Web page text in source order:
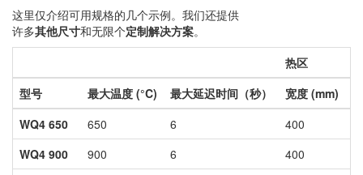
这里仅介绍可用规格的几个示例。我们还提供
许多其他尺寸和无限个定制解决方案。
热区
型号
最大温度 (°C) 最大延迟时间（秒） 宽度 (mm)
WQ4 650
650 6 400
WQ4 900
900 6 400